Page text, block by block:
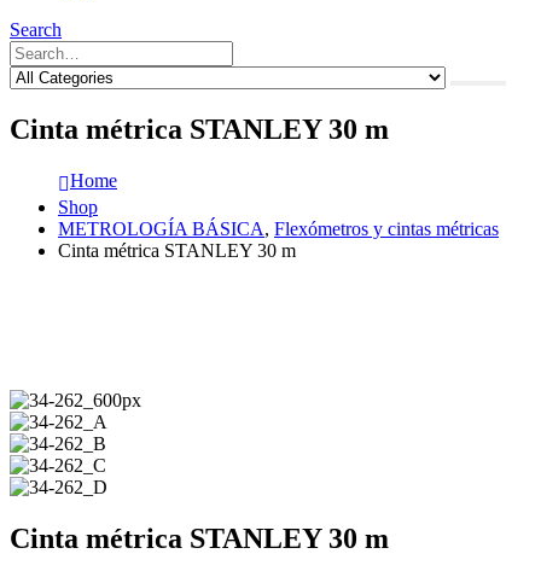
Search
Cinta métrica STANLEY 30 m
Home
Shop
METROLOGÍA BÁSICA, Flexómetros y cintas métricas
Cinta métrica STANLEY 30 m
Cinta métrica STANLEY 30 m